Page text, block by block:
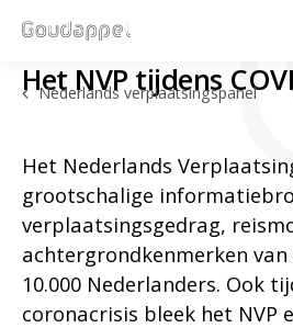
Nederlands verplaatsingspanel
Het NVP tijdens
Het Nederlands
grootschalige
verplaatsingsgedrag,
achtergrondkenmerken van
10.000 Nederlanders. Ook
coronacrisis bleek het NVP